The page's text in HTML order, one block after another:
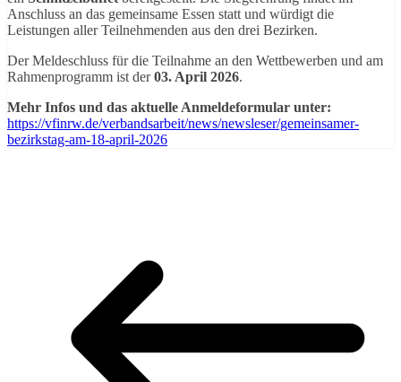
Anschluss an das gemeinsame Essen statt und würdigt die
Leistungen aller Teilnehmenden aus den drei Bezirken.
Der Meldeschluss für die Teilnahme an den Wettbewerben und am
Rahmenprogramm ist der03. April 2026.
Mehr Infos und das aktuelle Anmeldeformular unter:
https://vfinrw.de/verbandsarbeit/news/newsleser/gemeinsamer-
bezirkstag-am-18-april-2026